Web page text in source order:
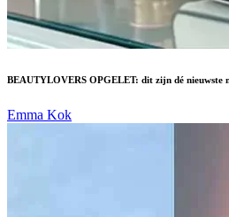
BEAUTYLOVERS OPGELET: dit zijn dé nieuwste
Emma Kok